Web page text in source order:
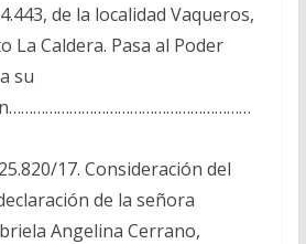
de la localidad Vaqueros,
La Caldera. Pasa al Poder
su
17. Consideración del
de la señora
Angelina Cerrano,